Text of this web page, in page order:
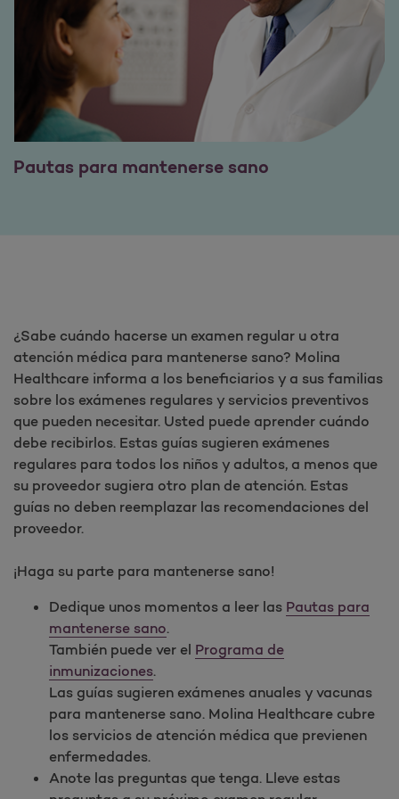
Pautas para mantenerse sano
¿Sabe cuándo hacerse un examen regular u otra
atención médica para mantenerse sano? Molina
Healthcare informa a los beneficiarios y a sus familias
sobre los exámenes regulares y servicios preventivos
que pueden necesitar. Usted puede aprender cuándo
debe recibirlos. Estas guías sugieren exámenes
regulares para todos los niños y adultos, a menos que
su proveedor sugiera otro plan de atención. Estas
guías no deben reemplazar las recomendaciones del
proveedor.
¡Haga su parte para mantenerse sano!
Dedique unos momentos a leer las Pautas para
mantenerse sano.
También puede ver el Programa de
inmunizaciones.
Las guías sugieren exámenes anuales y vacunas
para mantenerse sano. Molina Healthcare cubre
los servicios de atención médica que previenen
enfermedades.
Anote las preguntas que tenga. Lleve estas